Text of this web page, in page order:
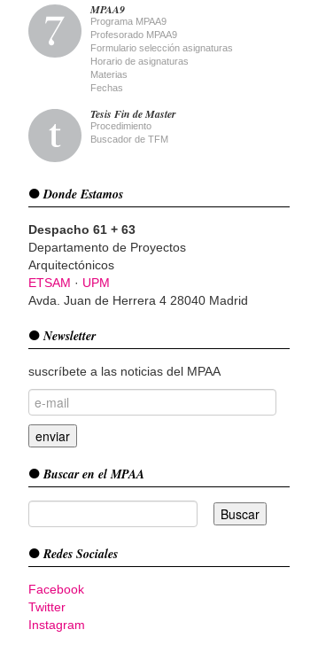
MPAA9
Programa MPAA9
Profesorado MPAA9
Formulario selección asignaturas
Horario de asignaturas
Materias
Fechas
Tesis Fin de Master
Procedimiento
Buscador de TFM
Donde Estamos
Despacho 61 + 63
Departamento de Proyectos
Arquitectónicos
ETSAM · UPM
Avda. Juan de Herrera 4 28040 Madrid
Newsletter
suscríbete a las noticias del MPAA
Buscar en el MPAA
Redes Sociales
Facebook
Twitter
Instagram